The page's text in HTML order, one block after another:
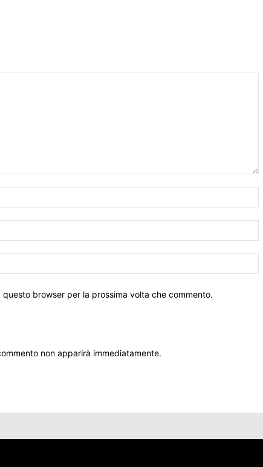
questo browser per la prossima volta che commento.
non apparirà immediatamente.